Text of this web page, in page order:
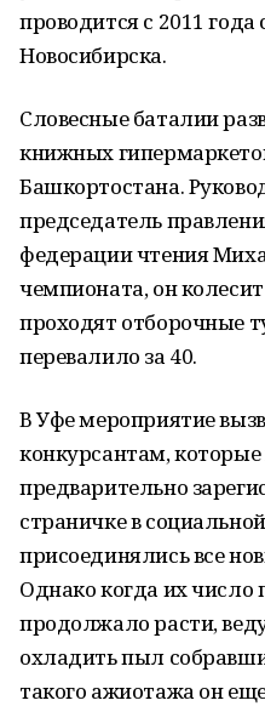
проводится с 2011 года
Новосибирска.
Словесные баталии
книжных
Башкортостана.
председатель
федерации чтения
чемпионата, он
проходят отборочные
перевалило за 40.
В Уфе мероприятие
конкурсантам,
предварительно
страничке в
присоединялись все
Однако когда их число
продолжало расти,
охладить пыл
такого ажиотажа он